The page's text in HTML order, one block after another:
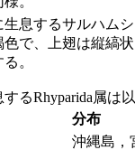
息するサルハムシ
色で、上翅は縦縞
。
するRhyparida属は
分布
沖縄島，